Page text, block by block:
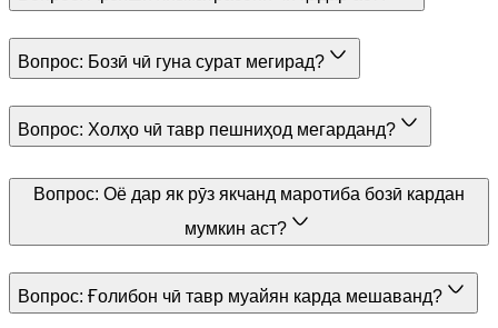
Вопрос: Бозӣ чӣ гуна сурат мегирад?
Вопрос: Холҳо чӣ тавр пешниҳод мегарданд?
Вопрос: Оё дар як рӯз якчанд маротиба бозӣ кардан
мумкин аст?
Вопрос: Ғолибон чӣ тавр муайян карда мешаванд?